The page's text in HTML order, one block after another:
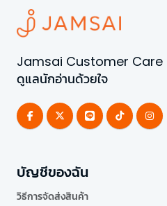
Jamsai Customer Care
ดูแลนักอ่านด้วยใจ
บัญชีของฉัน
วิธีการจัดส่งสินค้า